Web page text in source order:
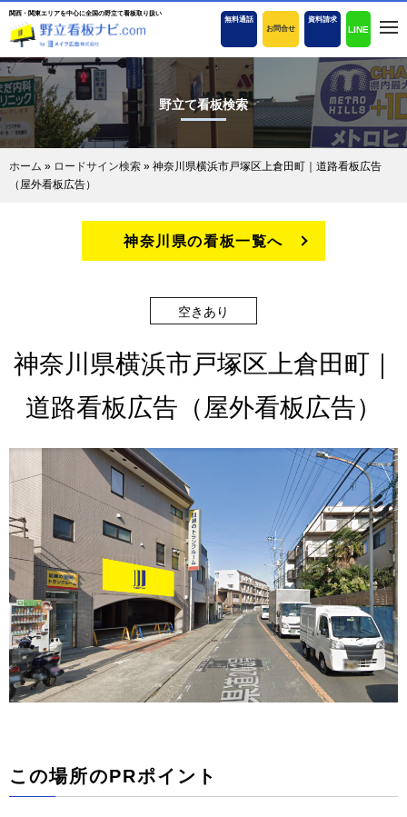
関西・関東エリアを中心に全国の野立て看板取り扱い
無料通話
お問合せ
資料請求
LINE
野立て看板検索
ホーム » ロードサイン検索 » 神奈川県横浜市戸塚区上倉田町｜道路看板広告
（屋外看板広告）
神奈川県の看板一覧へ
空きあり
神奈川県横浜市戸塚区上倉田町｜
道路看板広告（屋外看板広告）
この場所のPRポイント